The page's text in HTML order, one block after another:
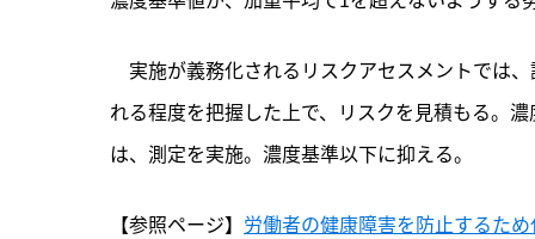
実施が義務化されるリスクアセスメントでは
れる程度を把握した上で、リスクを見積もる。
は、測定を実施。濃度基準以下に抑える。
【参照ページ】 労働者の健康障害を防止するた